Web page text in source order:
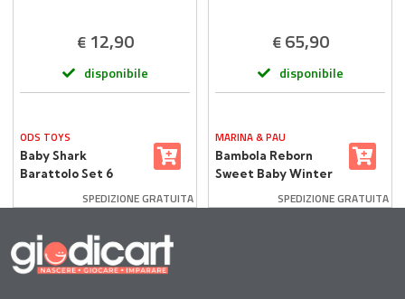
€ 12,90
disponibile
ODS TOYS
Baby Shark
Barattolo Set 6
Bagnetto
SPEDIZIONE GRATUITA
€ 65,90
disponibile
MARINA & PAU
Bambola Reborn
Sweet Baby Winter
SPEDIZIONE GRATUITA